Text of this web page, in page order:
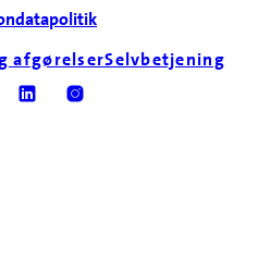
afgørelserSelvbetjening